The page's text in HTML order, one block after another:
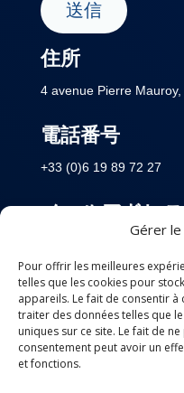
Gérer
Pour offrir les meilleures
telles que les cookies pour
appareils. Le fait de consentir
traiter des données telles que
uniques sur ce site. Le fait de
consentement peut avoir un
et fonctions.
住所
4 avenue Pierre
電話番号
+33 (0)6 19 89 72 27
メールアドレス